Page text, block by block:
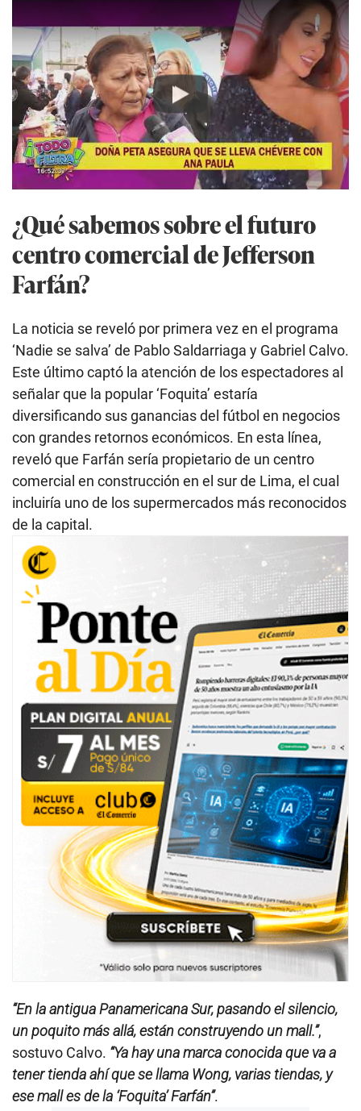
Play
¿Qué sabemos sobre el futuro
centro comercial de Jefferson
Farfán?
La noticia se reveló por primera vez en el programa
‘Nadie se salva’ de Pablo Saldarriaga y Gabriel Calvo.
Este último captó la atención de los espectadores al
señalar que la popular ‘Foquita’ estaría
diversificando sus ganancias del fútbol en negocios
con grandes retornos económicos. En esta línea,
reveló que Farfán sería propietario de un centro
comercial en construcción en el sur de Lima, el cual
incluiría uno de los supermercados más reconocidos
de la capital.
“En la antigua Panamericana Sur, pasando el silencio,
un poquito más allá, están construyendo un mall.”,
sostuvo Calvo. “Ya hay una marca conocida que va a
tener tienda ahí que se llama Wong, varias tiendas, y
ese mall es de la ‘Foquita’ Farfán”.